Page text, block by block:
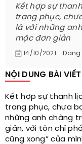
Kết hợp sự
trang phục,
là với những
mặc đơn giản
14/10/2021 Đăng
NỘI DUNG BÀI VIẾT
Kết hợp sự thanh
trang phục, chưa
những anh chàng
giản, với tôn chỉ
cũng xong” của